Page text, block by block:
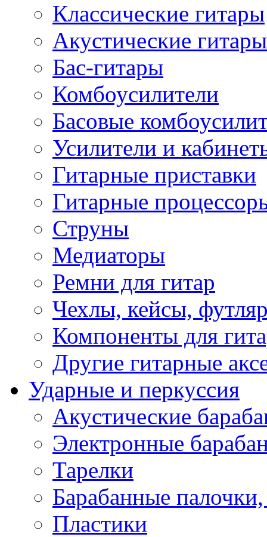
Классические гитары
Акустические гитары
Бас-гитары
Комбоусилители
Басовые
Усилители и
Гитарные приставки
Гитарные
Струны
Медиаторы
Ремни для гитар
Чехлы, кейсы,
Компоненты для
Другие гитарные
Ударные и перкуссия
Акустические
Электронные
Тарелки
Барабанные
Пластики